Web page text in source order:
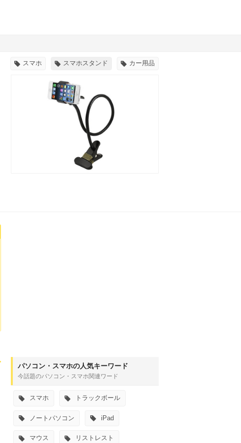
スマホ スマホスタンド カー用品
パソコン・スマホの人気キーワード
今話題のパソコン・スマホ関連ワード
スマホ トラックボール
ノートパソコン iPad
マウス リストレスト